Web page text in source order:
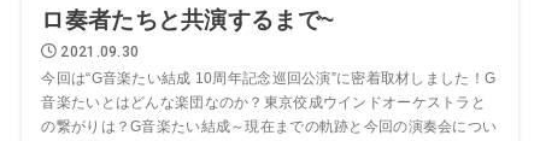
ロ奏者たちと共演するまで~
2021.09.30
今回は“G音楽たい結成 10周年記念巡回公演”に密着取材しました！G
音楽たいとはどんな楽団なのか？東京佼成ウインドオーケストラと
の繋がりは？G音楽たい結成～現在までの軌跡と今回の演奏会につい